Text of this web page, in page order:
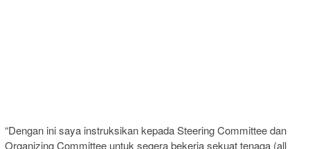
“Dengan ini saya instruksikan kepada Steering Committee dan
Organizing Committee untuk segera bekerja sekuat tenaga (all